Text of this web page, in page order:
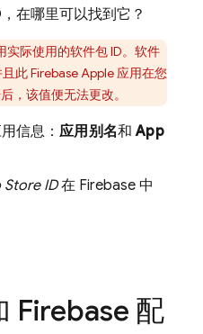
在哪里可以找到它？
实际使用的软件包 ID。软件
此 Firebase Apple 应用在您
，该值便无法更改。
信息： 应用别名和App
ID在 Firebase 中
Firebase 配